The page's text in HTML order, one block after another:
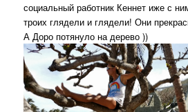
социальный работник Кеннет иже с
троих глядели и глядели! Они
А Доро потянуло на дерево ))